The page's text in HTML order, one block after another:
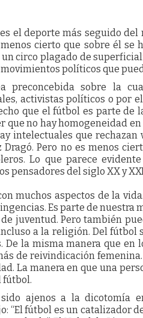
el deporte más seguido del
cierto que sobre él se
circo plagado de
políticos que
preconcebida sobre la
activistas políticos o por
que el fútbol es parte de
que no hay homogeneidad
intelectuales que
Dragó. Pero no es menos
Lo que parece
pensadores del siglo XX y
muchos aspectos de la
Es parte de nuestra
juventud. Pero también
a la religión. Del fútbol
De la misma manera que
de reivindicación
La manera en que una
fútbol.
ajenos a la dicotomía
“El fútbol es un catalizador